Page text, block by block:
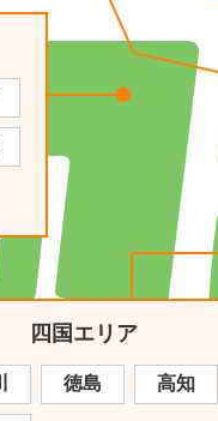
四国エリア
徳島 高知